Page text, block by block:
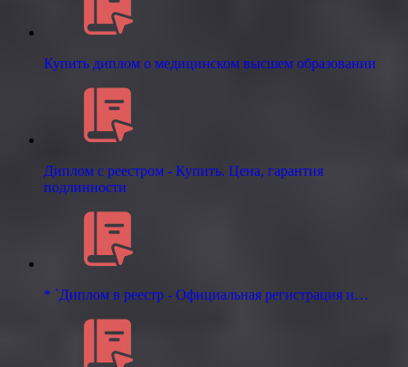
Купить диплом о медицинском высшем образовании
Диплом с реестром - Купить. Цена, гарантия
подлинности
* `Диплом в реестр - Официальная регистрация и…